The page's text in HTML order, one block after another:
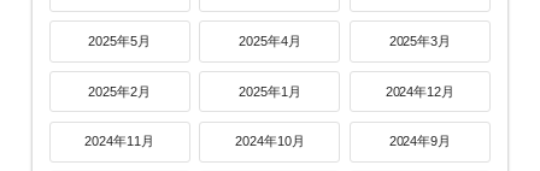
2025年5月 2025年4月 2025年3月
2025年2月 2025年1月 2024年12月
2024年11月 2024年10月 2024年9月